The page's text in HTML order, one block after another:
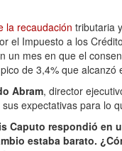
la recaudación tributaria
el Impuesto a los
un mes en que el
de 3,4% que alcanzó
Abram, director
expectativas para lo
Caputo respondió en
estaba barato.